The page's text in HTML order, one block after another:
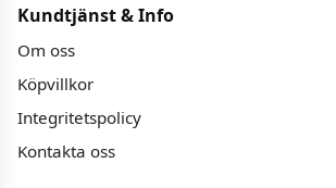
Kundtjänst & Info
Om oss
Köpvillkor
Integritetspolicy
Kontakta oss